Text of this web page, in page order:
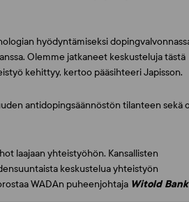
hyödyntämiseksi
Olemme jatkaneet keskusteluja tästä
kehittyy, kertoo pääsihteeri Japisson.
antidopingsäännöstön tilanteen sekä
laajaan yhteistyöhön. Kansallisten
keskustelua yhteistyön
WADAn puheenjohtaja Witold